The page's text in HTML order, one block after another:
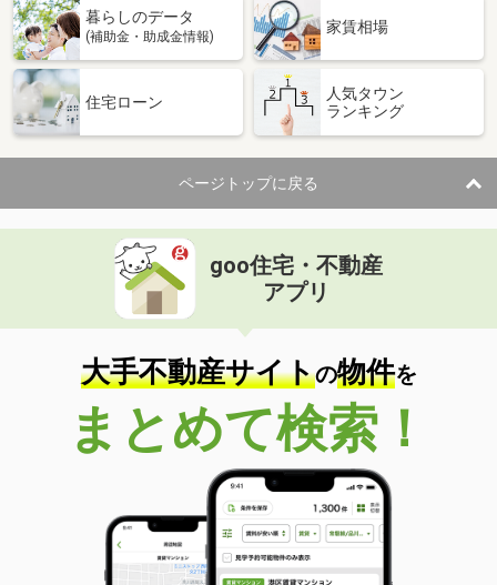
暮らしのデータ
(補助金・助成金情報)
家賃相場
住宅ローン
人気タウン
ランキング
ページトップに戻る
goo住宅・不動産
アプリ
大手不動産サイトの物件を
まとめて検索！